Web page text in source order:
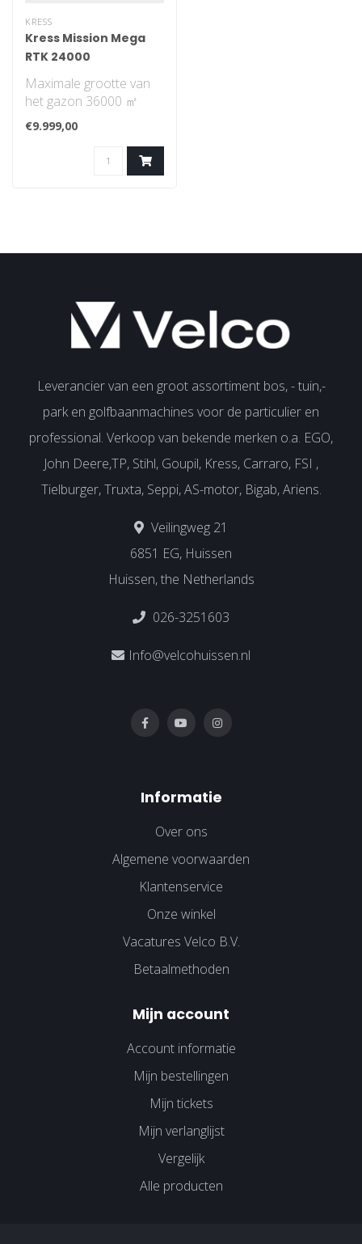
KRESS
Kress Mission Mega
RTK 24000
Maximale grootte van
het gazon 36000 ㎡
Navigatiepatroon is
systematisch. Je ho..
€9.999,00
Leverancier van een groot assortiment bos, - tuin,-
park en golfbaanmachines voor de particulier en
professional. Verkoop van bekende merken o.a. EGO,
John Deere,TP, Stihl, Goupil, Kress, Carraro, FSI ,
Tielburger, Truxta, Seppi, AS-motor, Bigab, Ariens.
Veilingweg 21
6851 EG, Huissen
Huissen, the Netherlands
026-3251603
Info@velcohuissen.nl
Informatie
Over ons
Algemene voorwaarden
Klantenservice
Onze winkel
Vacatures Velco B.V.
Betaalmethoden
Mijn account
Account informatie
Mijn bestellingen
Mijn tickets
Mijn verlanglijst
Vergelijk
Alle producten